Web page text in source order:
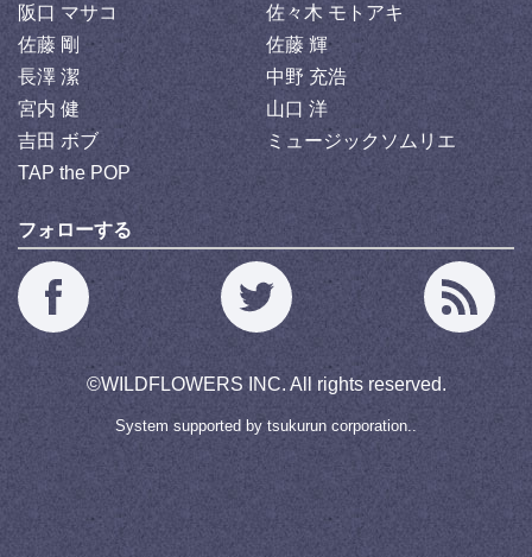
阪口 マサコ
佐々木 モトアキ
佐藤 剛
佐藤 輝
長澤 潔
中野 充浩
宮内 健
山口 洋
吉田 ボブ
ミュージックソムリエ
TAP the POP
フォローする
©WILDFLOWERS INC. All rights reserved.
System supported by tsukurun corporation..